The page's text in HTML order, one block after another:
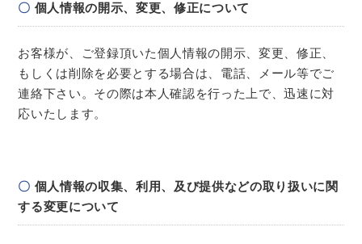
個人情報の開示、変更、修正について
お客様が、ご登録頂いた個人情報の開示、変更、修正、
もしくは削除を必要とする場合は、電話、メール等でご
連絡下さい。その際は本人確認を行った上で、迅速に対
応いたします。
個人情報の収集、利用、及び提供などの取り扱いに関
する変更について